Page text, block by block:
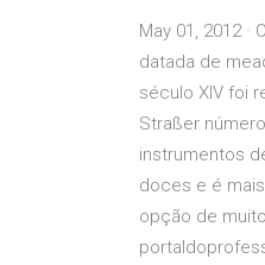
May 01, 2012
datada de
século XIV foi
Straßer
instrumentos
doces e é
opção de